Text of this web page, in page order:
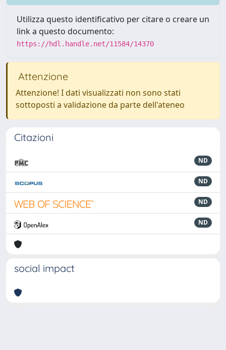
Utilizza questo identificativo per citare o creare un
link a questo documento:
https://hdl.handle.net/11584/14370
Attenzione
Attenzione! I dati visualizzati non sono stati
sottoposti a validazione da parte dell'ateneo
Citazioni
ND
ND
ND
ND
social impact